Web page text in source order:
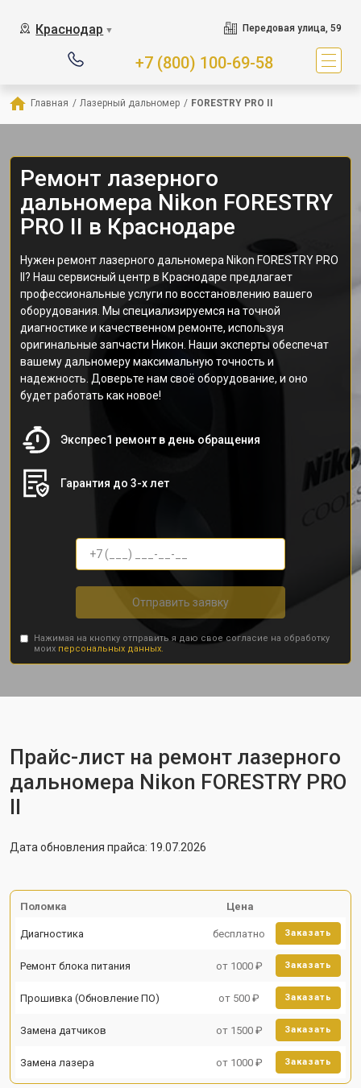
Краснодар ▼ Передовая улица, 59
+7 (800) 100-69-58
Главная / Лазерный дальномер / FORESTRY PRO II
Ремонт лазерного
дальномера Nikon FORESTRY
PRO II в Краснодаре
Нужен ремонт лазерного дальномера Nikon FORESTRY PRO
II? Наш сервисный центр в Краснодаре предлагает
профессиональные услуги по восстановлению вашего
оборудования. Мы специализируемся на точной
диагностике и качественном ремонте, используя
оригинальные запчасти Никон. Наши эксперты обеспечат
вашему дальномеру максимальную точность и
надежность. Доверьте нам своё оборудование, и оно
будет работать как новое!
Экспрес1 ремонт в день обращения
Гарантия до 3-х лет
Отправить заявку
Нажимая на кнопку отправить я даю свое согласие на обработку
моих персональных данных.
Прайс-лист на ремонт лазерного
дальномера Nikon FORESTRY PRO
II
Дата обновления прайса: 19.07.2026
Поломка Цена
Диагностика бесплатно Заказать
Ремонт блока питания от 1000 ₽ Заказать
Прошивка (Обновление ПО) от 500 ₽ Заказать
Замена датчиков от 1500 ₽ Заказать
Замена лазера от 1000 ₽ Заказать